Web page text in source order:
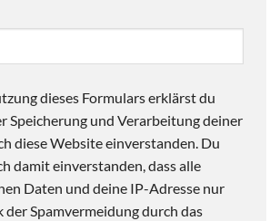
dieses Formulars erklärst du
Speicherung und Verarbeitung deiner
diese Website einverstanden. Du
damit einverstanden, dass alle
Daten und deine IP-Adresse nur
der Spamvermeidung durch das